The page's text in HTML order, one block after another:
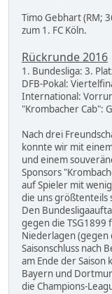
Timo Gebhart (RM;
zum 1. FC Köln.
Rückrunde 2016
1. Bundesliga: 3.
DFB-Pokal:
International:
"Krombacher Cab":
Nach drei
konnte wir mit
und einem
Sponsors
auf Spieler mit
die uns größtenteils
Den
gegen die TSG1899
Niederlagen (gegen
Saisonschluss nach
am Ende der
Bayern und
die Champions-